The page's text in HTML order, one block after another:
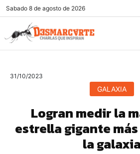
Sabado 8 de agosto de 2026
31/10/2023
GALAXIA
Logran medir la
estrella gigante
la galaxia